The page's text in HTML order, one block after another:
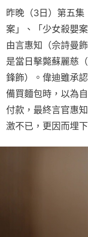
昨晚（3日）第五
案」、「少女殺嬰
由言惠知（佘詩曼
是當日擊斃蘇麗慈
鋒飾）。偉迪雖承
備買麵包時，以為
付款，最終言官惠
激不已，更因而埋